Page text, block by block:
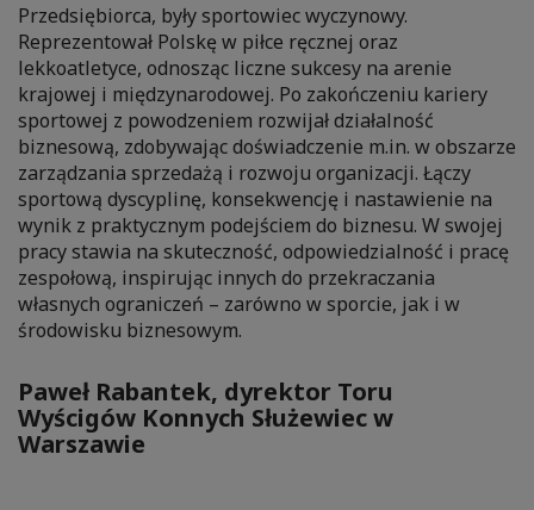
Przedsiębiorca, były sportowiec wyczynowy.
Reprezentował Polskę w piłce ręcznej oraz
lekkoatletyce, odnosząc liczne sukcesy na arenie
krajowej i międzynarodowej. Po zakończeniu kariery
sportowej z powodzeniem rozwijał działalność
biznesową, zdobywając doświadczenie m.in. w obszarze
zarządzania sprzedażą i rozwoju organizacji. Łączy
sportową dyscyplinę, konsekwencję i nastawienie na
wynik z praktycznym podejściem do biznesu. W swojej
pracy stawia na skuteczność, odpowiedzialność i pracę
zespołową, inspirując innych do przekraczania
własnych ograniczeń – zarówno w sporcie, jak i w
środowisku biznesowym.
Paweł Rabantek, dyrektor Toru
Wyścigów Konnych Służewiec w
Warszawie